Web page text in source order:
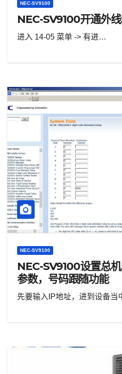
NEC-SV9100
NEC-SV9100开通外
进入 14-05 菜单 -> 有进…
NEC-SV9100
NEC-SV9100设置总
参数，号码跟随功能
先要输入IP地址，进到设备